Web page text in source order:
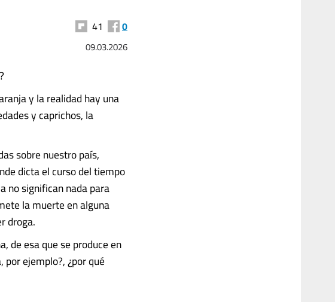
41 0
09.03.2026
y la realidad hay una
y caprichos, la
sobre nuestro país,
dicta el curso del tiempo
no significan nada para
la muerte en alguna
droga.
de esa que se produce en
ejemplo?, ¿por qué